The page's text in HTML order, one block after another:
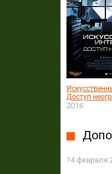
Доступ
2016
14 февраля